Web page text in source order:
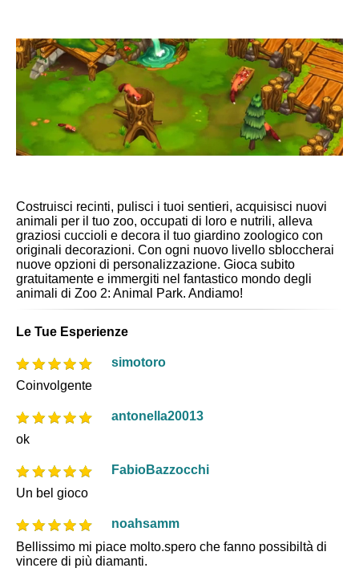
Costruisci recinti, pulisci i tuoi sentieri, acquisisci nuovi
animali per il tuo zoo, occupati di loro e nutrili, alleva
graziosi cuccioli e decora il tuo giardino zoologico con
originali decorazioni. Con ogni nuovo livello sbloccherai
nuove opzioni di personalizzazione. Gioca subito
gratuitamente e immergiti nel fantastico mondo degli
animali di Zoo 2: Animal Park. Andiamo!
Le Tue Esperienze
simotoro
Coinvolgente
antonella20013
ok
FabioBazzocchi
Un bel gioco
noahsamm
Bellissimo mi piace molto.spero che fanno possibiltà di
vincere di più diamanti.